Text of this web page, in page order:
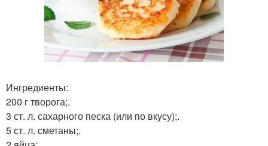
Ингредиенты:
200 г творога;.
3 ст. л. сахарного песка (или по вкусу);.
5 ст. л. сметаны;.